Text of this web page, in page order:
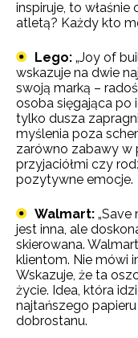
inspiruje, to
atletą? Każdy kto
Lego:„Joy of
wskazuje na dwie
swoją marką –
osoba sięgająca po
tylko dusza
myślenia poza
zarówno zabawy w
przyjaciółmi czy
pozytywne emocje.
Walmart: „Save
jest inna, ale
skierowana.
klientom. Nie mówi
Wskazuje, że ta
życie. Idea, która
najtańszego
dobrostanu.